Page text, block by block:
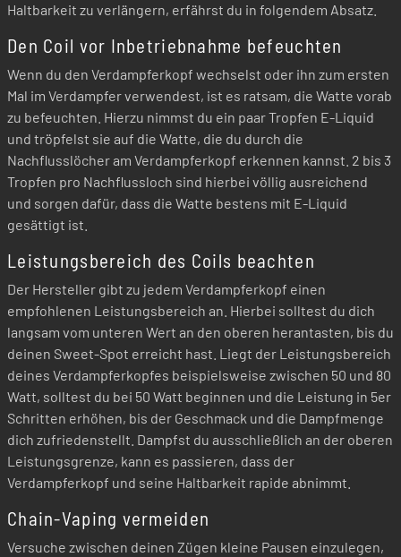
Haltbarkeit zu verlängern, erfährst du in folgendem Absatz.
Den Coil vor Inbetriebnahme befeuchten
Wenn du den Verdampferkopf wechselst oder ihn zum ersten
Mal im Verdampfer verwendest, ist es ratsam, die Watte vorab
zu befeuchten. Hierzu nimmst du ein paar Tropfen E-Liquid
und tröpfelst sie auf die Watte, die du durch die
Nachflusslöcher am Verdampferkopf erkennen kannst. 2 bis 3
Tropfen pro Nachflussloch sind hierbei völlig ausreichend
und sorgen dafür, dass die Watte bestens mit E-Liquid
gesättigt ist.
Leistungsbereich des Coils beachten
Der Hersteller gibt zu jedem Verdampferkopf einen
empfohlenen Leistungsbereich an. Hierbei solltest du dich
langsam vom unteren Wert an den oberen herantasten, bis du
deinen Sweet-Spot erreicht hast. Liegt der Leistungsbereich
deines Verdampferkopfes beispielsweise zwischen 50 und 80
Watt, solltest du bei 50 Watt beginnen und die Leistung in 5er
Schritten erhöhen, bis der Geschmack und die Dampfmenge
dich zufriedenstellt. Dampfst du ausschließlich an der oberen
Leistungsgrenze, kann es passieren, dass der
Verdampferkopf und seine Haltbarkeit rapide abnimmt.
Chain-Vaping vermeiden
Versuche zwischen deinen Zügen kleine Pausen einzulegen,